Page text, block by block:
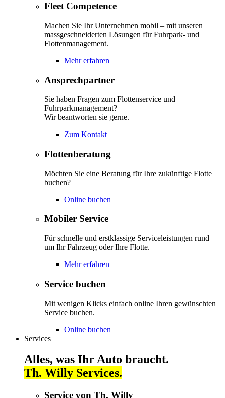
Fleet Competence
Machen Sie Ihr Unternehmen mobil – mit unseren
massgeschneiderten Lösungen für Fuhrpark- und
Flottenmanagement.
Mehr erfahren
Ansprechpartner
Sie haben Fragen zum Flottenservice und
Fuhrparkmanagement?
Wir beantworten sie gerne.
Zum Kontakt
Flottenberatung
Möchten Sie eine Beratung für Ihre zukünftige Flotte
buchen?
Online buchen
Mobiler Service
Für schnelle und erstklassige Serviceleistungen rund
um Ihr Fahrzeug oder Ihre Flotte.
Mehr erfahren
Service buchen
Mit wenigen Klicks einfach online Ihren gewünschten
Service buchen.
Online buchen
Services
Alles, was Ihr Auto braucht.
Th. Willy Services.
Service von Th. Willy